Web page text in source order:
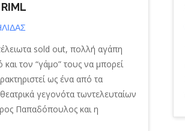
sold out, πολλή αγάπη
και τον “γάμο” τους να μπορεί
ως ένα από τα
γεγονότα τωντελευταίων
Παπαδόπουλος και η